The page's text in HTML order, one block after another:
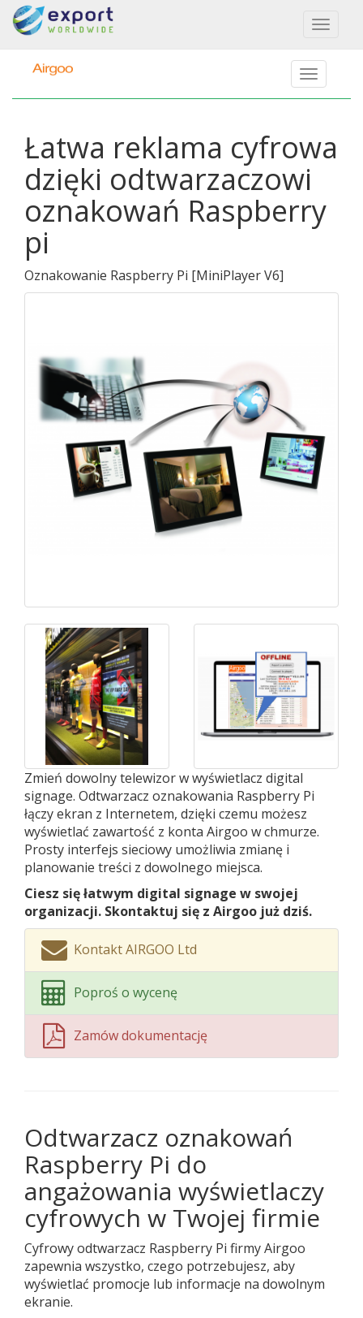
Toggle
Łatwa reklama cyfrowa
dzięki odtwarzaczowi
oznakowań Raspberry
pi
Oznakowanie Raspberry Pi [MiniPlayer V6]
Zmień dowolny telewizor w wyświetlacz digital
signage. Odtwarzacz oznakowania Raspberry Pi
łączy ekran z Internetem, dzięki czemu możesz
wyświetlać zawartość z konta Airgoo w chmurze.
Prosty interfejs sieciowy umożliwia zmianę i
planowanie treści z dowolnego miejsca.
Ciesz się łatwym digital signage w swojej
organizacji. Skontaktuj się z Airgoo już dziś.
Kontakt AIRGOO Ltd
Poproś o wycenę
Zamów dokumentację
Odtwarzacz oznakowań
Raspberry Pi do
angażowania wyświetlaczy
cyfrowych w Twojej firmie
Cyfrowy odtwarzacz Raspberry Pi firmy Airgoo
zapewnia wszystko, czego potrzebujesz, aby
wyświetlać promocje lub informacje na dowolnym
ekranie.